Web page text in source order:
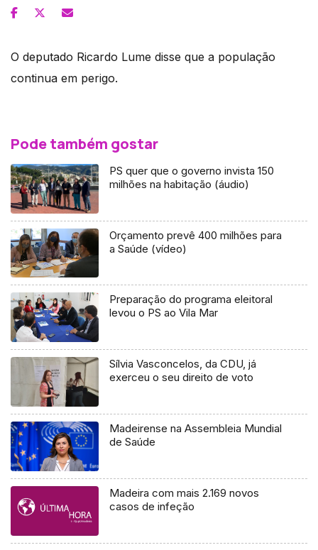
O deputado Ricardo Lume disse que a população
continua em perigo.
Pode também gostar
PS quer que o governo invista 150
milhões na habitação (áudio)
Orçamento prevê 400 milhões para
a Saúde (vídeo)
Preparação do programa eleitoral
levou o PS ao Vila Mar
Sílvia Vasconcelos, da CDU, já
exerceu o seu direito de voto
Madeirense na Assembleia Mundial
de Saúde
Madeira com mais 2.169 novos
casos de infeção